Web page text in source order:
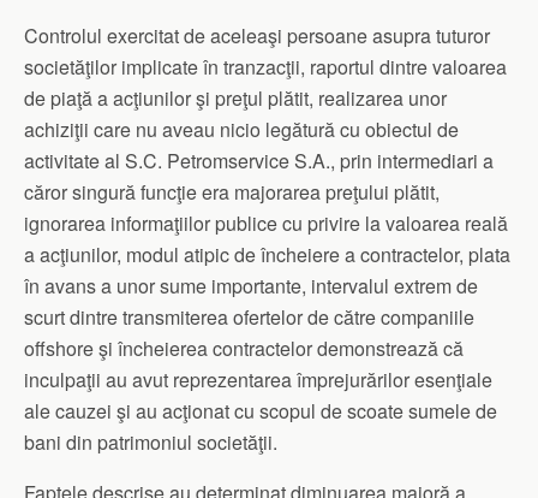
Controlul exercitat de aceleaşi persoane asupra tuturor
societăţilor implicate în tranzacţii, raportul dintre valoarea
de piaţă a acţiunilor şi preţul plătit, realizarea unor
achiziţii care nu aveau nicio legătură cu obiectul de
activitate al S.C. Petromservice S.A., prin intermediari a
căror singură funcţie era majorarea preţului plătit,
ignorarea informaţiilor publice cu privire la valoarea reală
a acţiunilor, modul atipic de încheiere a contractelor, plata
în avans a unor sume importante, intervalul extrem de
scurt dintre transmiterea ofertelor de către companiile
offshore şi încheierea contractelor demonstrează că
inculpaţii au avut reprezentarea împrejurărilor esenţiale
ale cauzei şi au acţionat cu scopul de scoate sumele de
bani din patrimoniul societăţii.
Faptele descrise au determinat diminuarea majoră a